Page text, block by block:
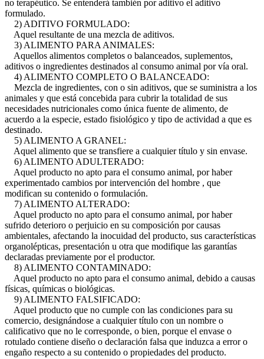
no terapéutico. Se entenderá también por aditivo el aditivo
formulado.
2) ADITIVO FORMULADO:
Aquel resultante de una mezcla de aditivos.
3) ALIMENTO PARA ANIMALES:
Aquellos alimentos completos o balanceados, suplementos,
aditivos o ingredientes destinados al consumo animal por vía oral.
4) ALIMENTO COMPLETO O BALANCEADO:
Mezcla de ingredientes, con o sin aditivos, que se suministra a los
animales y que está concebida para cubrir la totalidad de sus
necesidades nutricionales como única fuente de alimento, de
acuerdo a la especie, estado fisiológico y tipo de actividad a que es
destinado.
5) ALIMENTO A GRANEL:
Aquel alimento que se transfiere a cualquier título y sin envase.
6) ALIMENTO ADULTERADO:
Aquel producto no apto para el consumo animal, por haber
experimentado cambios por intervención del hombre , que
modifican su contenido o formulación.
7) ALIMENTO ALTERADO:
Aquel producto no apto para el consumo animal, por haber
sufrido deterioro o perjuicio en su composición por causas
ambientales, afectando la inocuidad del producto, sus características
organolépticas, presentación u otra que modifique las garantías
declaradas previamente por el productor.
8) ALIMENTO CONTAMINADO:
Aquel producto no apto para el consumo animal, debido a causas
físicas, químicas o biológicas.
9) ALIMENTO FALSIFICADO:
Aquel producto que no cumple con las condiciones para su
comercio, designándose a cualquier título con un nombre o
calificativo que no le corresponde, o bien, porque el envase o
rotulado contiene diseño o declaración falsa que induzca a error o
engaño respecto a su contenido o propiedades del producto.